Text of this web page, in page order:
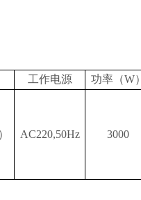
工作电源 功率（W）
AC220,50Hz 3000